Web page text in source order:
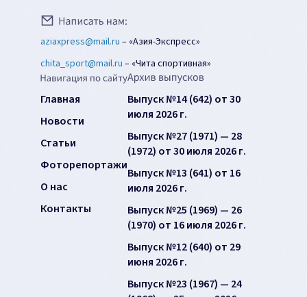
aziaxpress@mail.ru – «Азия-Экспресс»
chita_sport@mail.ru – «Чита спортивная»
Главная
Новости
Статьи
Фоторепортажи
О нас
Контакты
Выпуск №14 (642) от 30
июля 2026 г.
Выпуск №27 (1971) — 28
(1972) от 30 июля 2026 г.
Выпуск №13 (641) от 16
июля 2026 г.
Выпуск №25 (1969) — 26
(1970) от 16 июля 2026 г.
Выпуск №12 (640) от 29
июня 2026 г.
Выпуск №23 (1967) — 24